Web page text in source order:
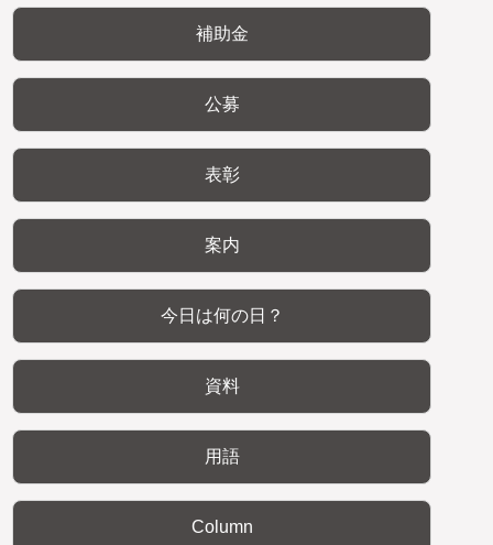
補助金
公募
表彰
案内
今日は何の日？
資料
用語
Column